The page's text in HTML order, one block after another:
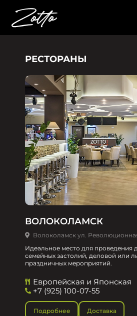
РЕСТОРАНЫ
ВОЛОКОЛАМСК
Волоколамск ул.
Идеальное место для проведения
семейных застолий, деловой или
праздничных мероприятий.
Европейская и Японская
+7 (925) 100-07-55
Подробнее Доставка